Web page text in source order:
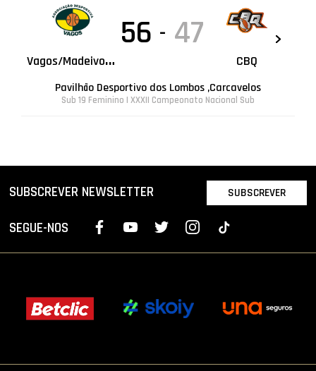
V
agos/Madeivougastore
56 - 47
CBQ
Pavilhão Desportivo dos Lombos ,Carcavelos
Sub 19 Feminino | XXXII Campeonato Nacional Sub
SUBSCREVER NEWSLETTER SUBSCREVER
SEGUE-NOS